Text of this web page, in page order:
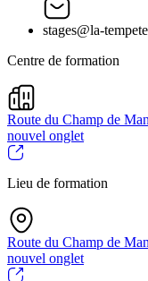
stages@la-
Centre de formation
Route du Champ de
nouvel onglet
Lieu de formation
Route du Champ de
nouvel onglet